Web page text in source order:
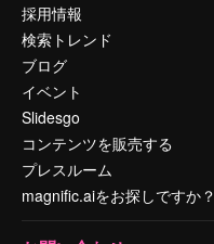
採用情報
検索トレンド
ブログ
イベント
Slidesgo
コンテンツを販売する
プレスルーム
magnific.aiをお探しですか？